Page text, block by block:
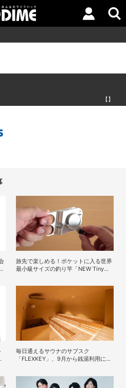
【】
旅先で楽しめる！ポケットに入る世界
最小級サイズの釣り竿「NEW Tiny
毎日通えるサウナのサブスク
「FLEXKEY」、9月から銭湯利用に特